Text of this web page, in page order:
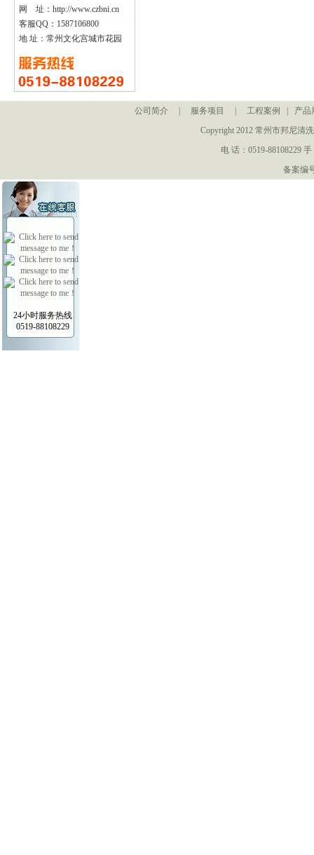
网 址：http://www.czbni.cn
客服QQ：1587106800
地 址：常州文化宫城市花园
公司简介 服务项目 工程案例
产品
Copyright 2012 常州市邦尼清
电 话：0519-88108229
备案编
24小时服务热线
0519-88108229